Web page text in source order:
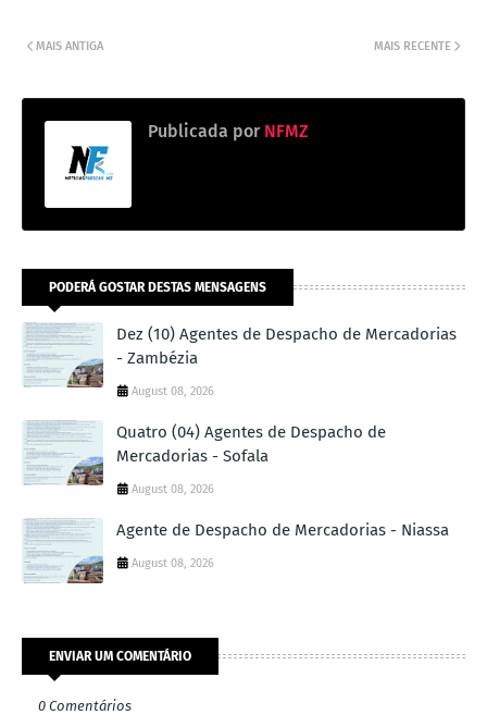
MAIS RECENTE
MAIS ANTIGA
Publicada por NFMZ
PODERÁ GOSTAR DESTAS MENSAGENS
Dez (10) Agentes de Despacho de Mercadorias
- Zambézia
August 08, 2026
Quatro (04) Agentes de Despacho de
Mercadorias - Sofala
August 08, 2026
Agente de Despacho de Mercadorias - Niassa
August 08, 2026
ENVIAR UM COMENTÁRIO
0 Comentários